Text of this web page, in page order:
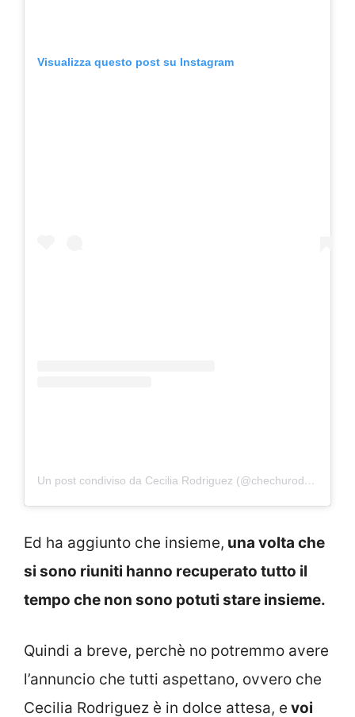
Visualizza questo post su Instagram
Un post condiviso da Cecilia Rodriguez (@chechurodriguez_real)
Ed ha aggiunto che insieme, una volta che
si sono riuniti hanno recuperato tutto il
tempo che non sono potuti stare insieme.
Quindi a breve, perchè no potremmo avere
l’annuncio che tutti aspettano, ovvero che
Cecilia Rodriguez è in dolce attesa, e voi